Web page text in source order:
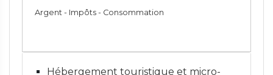
Argent - Impôts - Consommation
Hébergement touristique et micro-